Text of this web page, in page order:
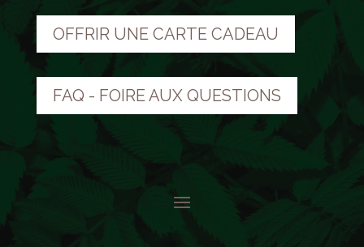
OFFRIR UNE CARTE CADEAU
FAQ - FOIRE AUX QUESTIONS